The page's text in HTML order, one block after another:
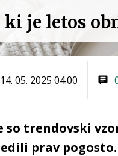
ki je letos
14. 05. 2025 04.00
so trendovski
prav